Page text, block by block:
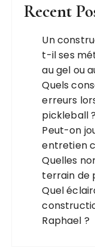
Recent
Un
t-il ses
au gel ou
Quels
erreurs
pickleball ?
Peut-on
entretien
Quelles
terrain de
Quel
Raphael ?